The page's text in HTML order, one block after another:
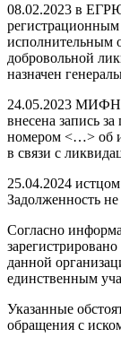
08.02.2023 в
исполнительным
добровольной
назначен
24.05.2023
внесена запись
номером <…> об
в связи с
25.04.2024
Задолженность
Согласно
данной
единственным
Указанные
обращения с